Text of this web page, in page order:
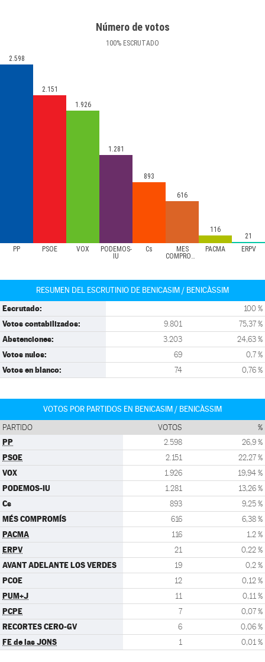
Número de votos
100% ESCRUTADO
PP PSOE VOX
PODEMOS-
IU
Cs
MÉS
COMPROMÍS
PACMA ERPV
2.598
2.151
1.926
1.281
893
616
116
21
RESUMEN DEL ESCRUTINIO DE BENICASIM / BENICÀSSIM
Escrutado: 100 %
Votos contabilizados: 9.801 75,37 %
Abstenciones: 3.203 24,63 %
Votos nulos: 69 0,7 %
Votos en blanco: 74 0,76 %
VOTOS POR PARTIDOS EN BENICASIM / BENICÀSSIM
PARTIDO VOTOS %
PP 2.598 26,9 %
PSOE 2.151 22,27 %
VOX 1.926 19,94 %
PODEMOS-IU 1.281 13,26 %
Cs 893 9,25 %
MÉS COMPROMÍS 616 6,38 %
PACMA 116 1,2 %
ERPV 21 0,22 %
AVANT ADELANTE LOS VERDES 19 0,2 %
PCOE 12 0,12 %
PUM+J 11 0,11 %
PCPE 7 0,07 %
RECORTES CERO-GV 6 0,06 %
FE de las JONS 1 0,01 %